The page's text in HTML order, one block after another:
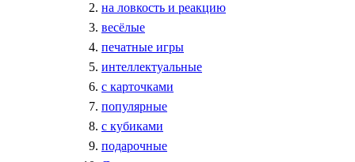
на ловкость и реакцию
весёлые
печатные игры
интеллектуальные
с карточками
популярные
с кубиками
подарочные